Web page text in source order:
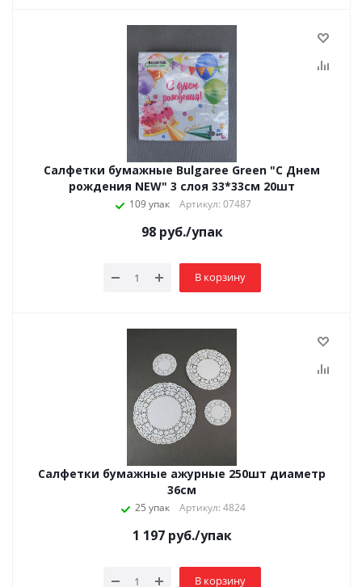
Салфетки бумажные Bulgaree Green "С Днем
рождения NEW" 3 слоя 33*33см 20шт
109 упак Артикул: 07487
98руб./упак
В корзину
Салфетки бумажные ажурные 250шт диаметр
36см
25 упак Артикул: 4824
1 197руб./упак
В корзину